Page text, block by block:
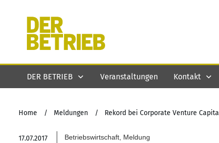
DER BETRIEB Veranstaltungen Kontakt
Home / Meldungen / Rekord bei Corporate Venture
17.07.2017 Betriebswirtschaft, Meldung